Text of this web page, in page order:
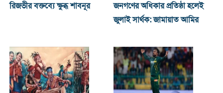
রিজভীর বক্তব্যে ক্ষুব্ধ শাবনূর
জনগণের অধিকার প্রতিষ্ঠা হলেই
জুলাই সার্থক: জামায়াত আমির